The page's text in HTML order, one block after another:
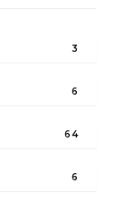
3
6
64
6